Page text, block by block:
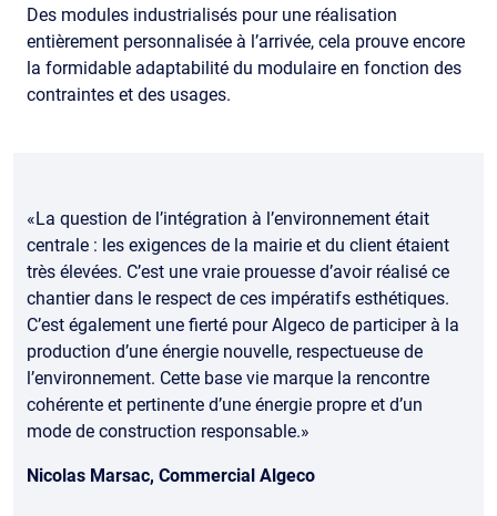
Des modules industrialisés pour une réalisation
entièrement personnalisée à l’arrivée, cela prouve encore
la formidable adaptabilité du modulaire en fonction des
contraintes et des usages.
«La question de l’intégration à l’environnement était
centrale : les exigences de la mairie et du client étaient
très élevées. C’est une vraie prouesse d’avoir réalisé ce
chantier dans le respect de ces impératifs esthétiques.
C’est également une fierté pour Algeco de participer à la
production d’une énergie nouvelle, respectueuse de
l’environnement. Cette base vie marque la rencontre
cohérente et pertinente d’une énergie propre et d’un
mode de construction responsable.»
Nicolas Marsac, Commercial Algeco